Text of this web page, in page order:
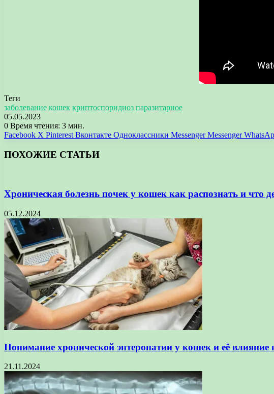
Теги
заболевание кошек криптоспоридиоз паразитарное
05.05.2023
0 Время чтения: 3 мин.
Facebook X Pinterest Вконтакте Одноклассники Messenger Messenger
ПОХОЖИЕ СТАТЬИ
Хроническая болезнь почек у кошек как распознать и что
05.12.2024
Понимание хронической энтеропатии у кошек и её влияние
21.11.2024